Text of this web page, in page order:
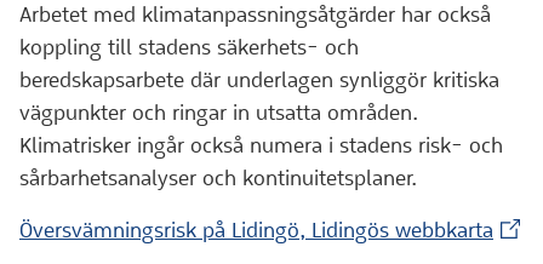
Arbetet med klimatanpassningsåtgärder har också
koppling till stadens säkerhets- och
beredskapsarbete där underlagen synliggör kritiska
vägpunkter och ringar in utsatta områden.
Klimatrisker ingår också numera i stadens risk- och
sårbarhetsanalyser och kontinuitetsplaner.
Översvämningsrisk på Lidingö, Lidingös webbkarta